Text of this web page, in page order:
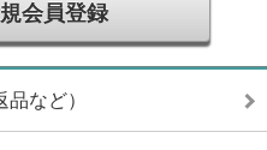
会員登録
など）